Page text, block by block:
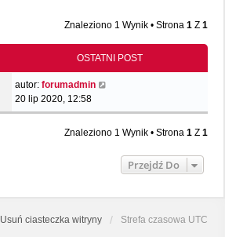
Znaleziono 1 Wynik • Strona 1 Z 1
OSTATNI POST
autor: forumadmin
20 lip 2020, 12:58
Znaleziono 1 Wynik • Strona 1 Z 1
Przejdź Do
Usuń ciasteczka witryny Strefa czasowa UTC